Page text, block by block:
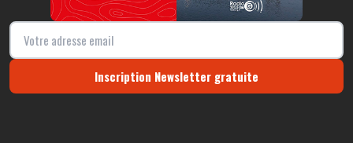
Inscription Newsletter gratuite